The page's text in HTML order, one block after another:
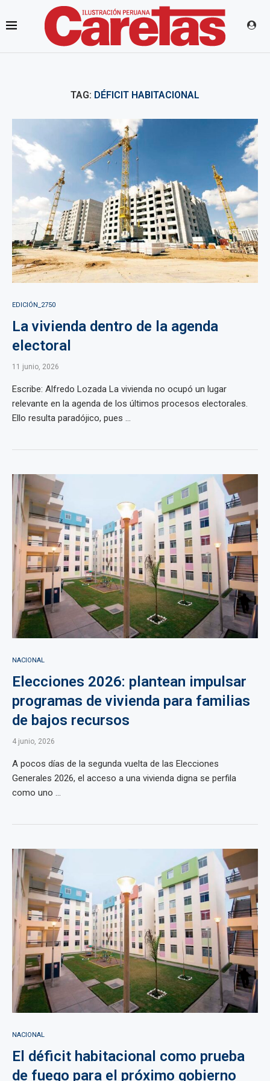
TAG: DÉFICIT HABITACIONAL
EDICIÓN_2750
La vivienda dentro de la agenda
electoral
11 junio, 2026
Escribe: Alfredo Lozada La vivienda no ocupó un lugar
relevante en la agenda de los últimos procesos electorales.
Ello resulta paradójico, pues ...
NACIONAL
Elecciones 2026: plantean impulsar
programas de vivienda para familias
de bajos recursos
4 junio, 2026
A pocos días de la segunda vuelta de las Elecciones
Generales 2026, el acceso a una vivienda digna se perfila
como uno ...
NACIONAL
El déficit habitacional como prueba
de fuego para el próximo gobierno